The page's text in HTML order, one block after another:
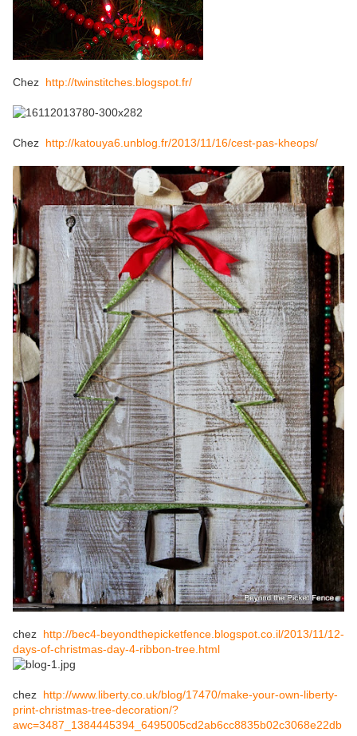
Chez http://twinstitches.blogspot.fr/
Chez http://katouya6.unblog.fr/2013/11/16/cest-pas-kheops/
chez http://bec4-beyondthepicketfence.blogspot.co.il/2013/11/12-
days-of-christmas-day-4-ribbon-tree.html
chez http://www.liberty.co.uk/blog/17470/make-your-own-liberty-
print-christmas-tree-decoration/?
awc=3487_1384445394_6495005cd2ab6cc8835b02c3068e22db